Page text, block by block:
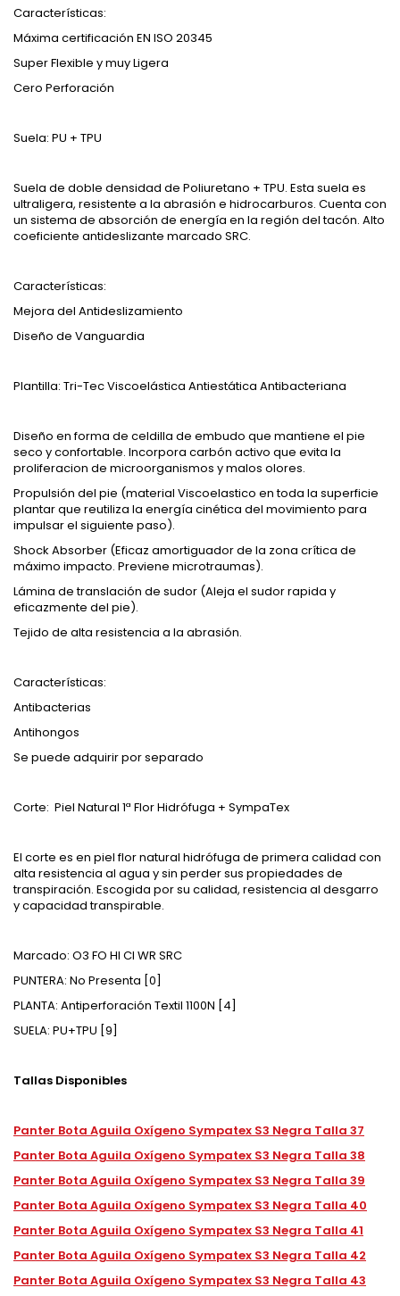
Características:
Máxima certificación EN ISO 20345
Super Flexible y muy Ligera
Cero Perforación
Suela: PU + TPU
Suela de doble densidad de Poliuretano + TPU. Esta suela es
ultraligera, resistente a la abrasión e hidrocarburos. Cuenta con
un sistema de absorción de energía en la región del tacón. Alto
coeficiente antideslizante marcado SRC.
Características:
Mejora del Antideslizamiento
Diseño de Vanguardia
Plantilla: Tri-Tec Viscoelástica Antiestática Antibacteriana
Diseño en forma de celdilla de embudo que mantiene el pie
seco y confortable. Incorpora carbón activo que evita la
proliferacion de microorganismos y malos olores.
Propulsión del pie (material Viscoelastico en toda la superficie
plantar que reutiliza la energía cinética del movimiento para
impulsar el siguiente paso).
Shock Absorber (Eficaz amortiguador de la zona crítica de
máximo impacto. Previene microtraumas).
Lámina de translación de sudor (Aleja el sudor rapida y
eficazmente del pie).
Tejido de alta resistencia a la abrasión.
Características:
Antibacterias
Antihongos
Se puede adquirir por separado
Corte: Piel Natural 1ª Flor Hidrófuga + SympaTex
El corte es en piel flor natural hidrófuga de primera calidad con
alta resistencia al agua y sin perder sus propiedades de
transpiración. Escogida por su calidad, resistencia al desgarro
y capacidad transpirable.
Marcado: O3 FO HI CI WR SRC
PUNTERA: No Presenta [0]
PLANTA: Antiperforación Textil 1100N [4]
SUELA: PU+TPU [9]
Tallas Disponibles
Panter Bota Aguila Oxígeno Sympatex S3 Negra Talla 37
Panter Bota Aguila Oxígeno Sympatex S3 Negra Talla 38
Panter Bota Aguila Oxígeno Sympatex S3 Negra Talla 39
Panter Bota Aguila Oxígeno Sympatex S3 Negra Talla 40
Panter Bota Aguila Oxígeno Sympatex S3 Negra Talla 41
Panter Bota Aguila Oxígeno Sympatex S3 Negra Talla 42
Panter Bota Aguila Oxígeno Sympatex S3 Negra Talla 43